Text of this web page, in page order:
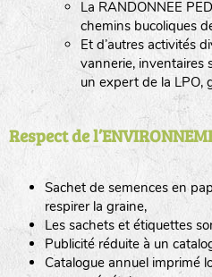
La RANDONNEE
chemins bucoliques
Et d’autres activités
vannerie, inventaires
un expert de la LPO,
Respect de
Sachet de semences en
respirer la graine,
Les sachets et étiquettes
Publicité réduite à un
Catalogue annuel imprimé